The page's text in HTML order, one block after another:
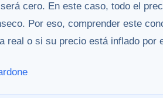
cero. En este caso, todo el
Por eso, comprender este
real o si su precio está inflado por